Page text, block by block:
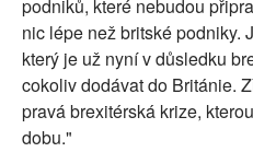
podniků, které nebudou
nic lépe než britské podniky.
který je už nyní v důsledku
cokoliv dodávat do Británie.
pravá brexitérská krize,
dobu."